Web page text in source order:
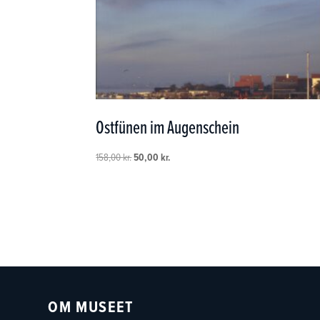
Ostfünen im Augenschein
158,00kr.Den
50,00kr.
OM MUSEET